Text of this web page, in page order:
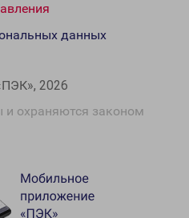
2026
охраняются законом
данных